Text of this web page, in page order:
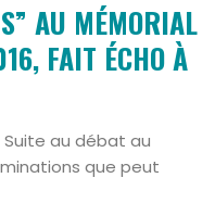
AU MÉMORIAL
FAIT ÉCHO À
Suite au débat au
que peut